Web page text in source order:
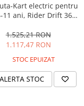
Kart electric pentru
11 ani, Rider Drift 360,
1.525,21 RON
1.117,47 RON
STOC EPUIZAT
ALERTA STOC